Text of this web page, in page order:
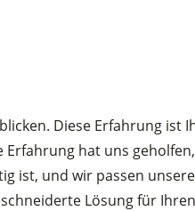
Diese Erfahrung ist
hat uns
ist, und wir passen
Lösung für